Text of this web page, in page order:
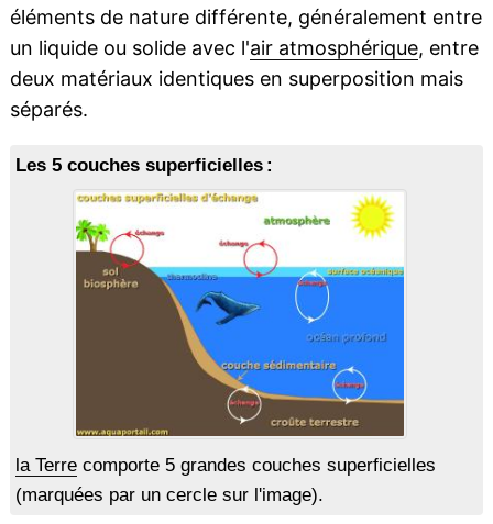
éléments de nature différente, généralement entre
un liquide ou solide avec l'air atmosphérique, entre
deux matériaux identiques en superposition mais
séparés.
Les 5 couches superficielles :
la Terrecomporte 5 grandes couches superficielles
(marquées par un cercle sur l'image).